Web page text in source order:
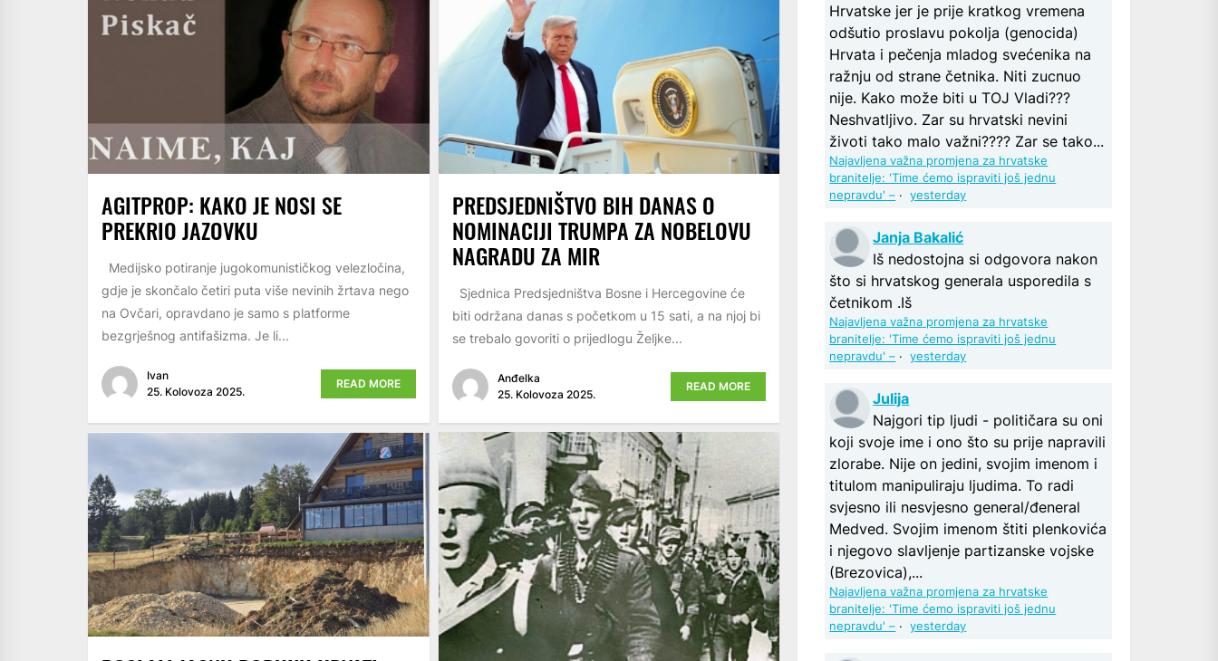
AGITPROP: KAKO JE NOSI SE
PREKRIO JAZOVKU
Medijsko potiranje jugokomunističkog velezločina,
gdje je skončalo četiri puta više nevinih žrtava nego
na Ovčari, opravdano je samo s platforme
bezgrješnog antifašizma. Je li...
Ivan
25. Kolovoza 2025.
READ MORE
PREDSJEDNIŠTVO BIH DANAS O
NOMINACIJI TRUMPA ZA NOBELOVU
NAGRADU ZA MIR
Sjednica Predsjedništva Bosne i Hercegovine će
biti održana danas s početkom u 15 sati, a na njoj bi
se trebalo govoriti o prijedlogu Željke...
Anđelka
25. Kolovoza 2025.
READ MORE
Hrvatske jer je prije kratkog vremena
odšutio proslavu pokolja (genocida)
Hrvata i pečenja mladog svećenika na
ražnju od strane četnika. Niti zucnuo
nije. Kako može biti u TOJ Vladi???
Neshvatljivo. Zar su hrvatski nevini
životi tako malo važni???? Zar se tako...
Najavljena važna promjena za hrvatske
branitelje: 'Time ćemo ispraviti još jednu
nepravdu' – ·yesterday
Janja Bakalić
Iš nedostojna si odgovora nakon
što si hrvatskog generala usporedila s
četnikom .Iš
Najavljena važna promjena za hrvatske
branitelje: 'Time ćemo ispraviti još jednu
nepravdu' – ·yesterday
Julija
Najgori tip ljudi - političara su oni
koji svoje ime i ono što su prije napravili
zlorabe. Nije on jedini, svojim imenom i
titulom manipuliraju ljudima. To radi
svjesno ili nesvjesno general/đeneral
Medved. Svojim imenom štiti plenkovića
i njegovo slavljenje partizanske vojske
(Brezovica),...
Najavljena važna promjena za hrvatske
branitelje: 'Time ćemo ispraviti još jednu
nepravdu' – ·yesterday